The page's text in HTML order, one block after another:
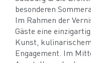
besonderen
Im Rahmen der
Gäste eine
Kunst,
Engagement. Im